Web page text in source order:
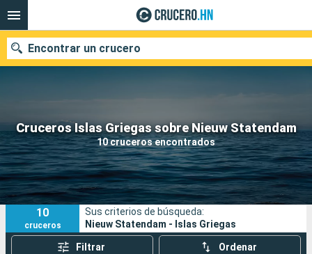
Cruceros Islas Griegas sobre Nieuw Statendam
10 cruceros encontrados
Encontrar un crucero
Nuestros destinos
Fecha de salida
Puertos Compañías
Buscar
10
cruceros
Sus criterios de búsqueda:
Nieuw Statendam - Islas Griegas
Filtrar Ordenar